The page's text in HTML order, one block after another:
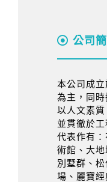
公司
本公司成立
為主，同
以人文素質
並貫徹於工
代表作有
術館、大
別墅群、
場、麗寶